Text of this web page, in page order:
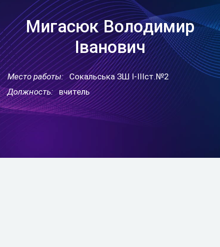
Мигасюк Володимир
Іванович
Место работы:
Сокальська ЗШ І-ІІІст.№2
Должность:
вчитель